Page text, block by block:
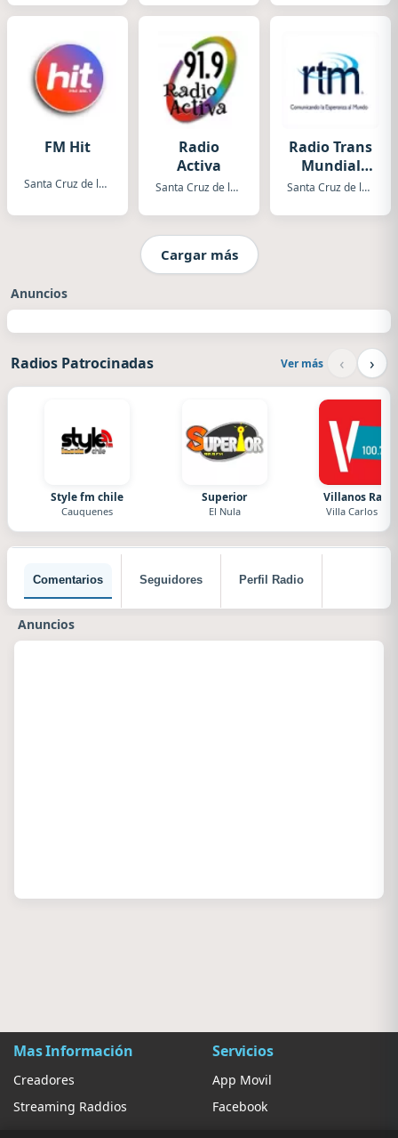
FM Hit
Santa Cruz de la Sierra
Radio
Activa
Santa Cruz de la Sierra
Radio Trans
Mundial
Bolivia Santa Cruz de la Sierra
Cargar más
Anuncios
Radios Patrocinadas Ver más ‹ ›
Style fm chile
Cauquenes
Superior
El Nula
Villanos
Villa Carlos Paz
Comentarios Seguidores Perfil Radio
Anuncios
Mas Información
Creadores
Streaming Raddios
Servicios
App Movil
Facebook